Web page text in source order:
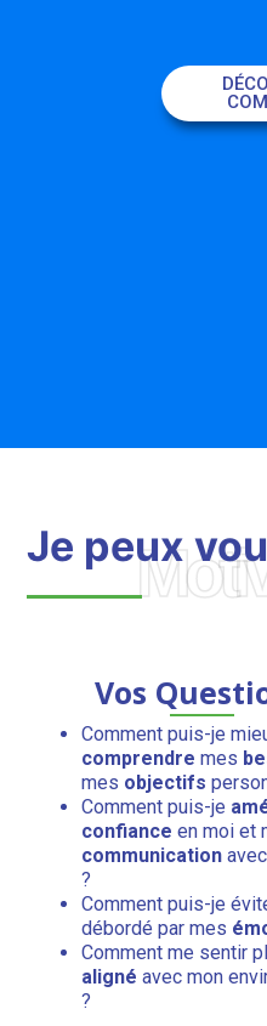
Je peux
Vos
Comment puis-je
comprendre mes
mes objectifs
Comment puis-je
confiance en moi et
communication
?
Comment puis-je
débordé par mes
Comment me sentir
aligné avec mon
?